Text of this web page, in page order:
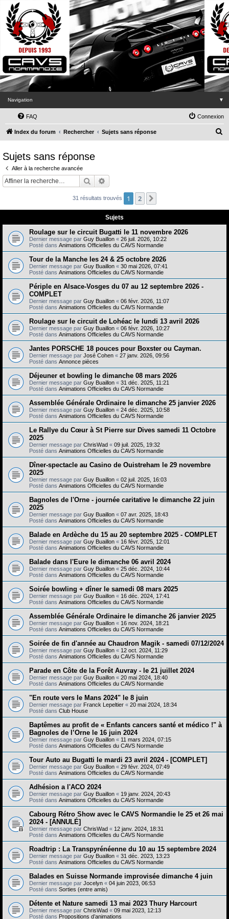
Navigation ▼
FAQ Connexion
Index du forum Rechercher Sujets sans réponse
Sujets sans réponse
Aller à la recherche avancée
Rechercher
31 résultats trouvés 1 2
Sujets
Roulage sur le circuit Bugatti le 11 novembre 2026
Dernier message par Guy Buaillon « 26 juil. 2026, 10:22
Posté dans Animations Officielles du CAVS Normandie
Tour de la Manche les 24 & 25 octobre 2026
Dernier message par Guy Buaillon « 30 mai 2026, 07:41
Posté dans Animations Officielles du CAVS Normandie
Périple en Alsace-Vosges du 07 au 12 septembre 2026 -
COMPLET
Dernier message par Guy Buaillon « 06 févr. 2026, 11:07
Posté dans Animations Officielles du CAVS Normandie
Roulage sur le circuit de Lohéac le lundi 13 avril 2026
Dernier message par Guy Buaillon « 06 févr. 2026, 10:27
Posté dans Animations Officielles du CAVS Normandie
Jantes PORSCHE 18 pouces pour Boxster ou Cayman.
Dernier message par José Cohen « 27 janv. 2026, 09:56
Posté dans Annonce pièces
Déjeuner et bowling le dimanche 08 mars 2026
Dernier message par Guy Buaillon « 31 déc. 2025, 11:21
Posté dans Animations Officielles du CAVS Normandie
Assemblée Générale Ordinaire le dimanche 25 janvier 2026
Dernier message par Guy Buaillon « 24 déc. 2025, 10:58
Posté dans Animations Officielles du CAVS Normandie
Le Rallye du Cœur à St Pierre sur Dives samedi 11 Octobre
2025
Dernier message par ChrisWad « 09 juil. 2025, 19:32
Posté dans Animations Officielles du CAVS Normandie
Dîner-spectacle au Casino de Ouistreham le 29 novembre
2025
Dernier message par Guy Buaillon « 02 juil. 2025, 16:03
Posté dans Animations Officielles du CAVS Normandie
Bagnoles de l'Orne - journée caritative le dimanche 22 juin
2025
Dernier message par Guy Buaillon « 07 avr. 2025, 18:43
Posté dans Animations Officielles du CAVS Normandie
Balade en Ardèche du 15 au 20 septembre 2025 - COMPLET
Dernier message par Guy Buaillon « 16 févr. 2025, 12:01
Posté dans Animations Officielles du CAVS Normandie
Balade dans l'Eure le dimanche 06 avril 2024
Dernier message par Guy Buaillon « 25 déc. 2024, 10:44
Posté dans Animations Officielles du CAVS Normandie
Soirée bowling + dîner le samedi 08 mars 2025
Dernier message par Guy Buaillon « 16 déc. 2024, 17:41
Posté dans Animations Officielles du CAVS Normandie
Assemblée Générale Ordinaire le dimanche 26 janvier 2025
Dernier message par Guy Buaillon « 16 nov. 2024, 18:21
Posté dans Animations Officielles du CAVS Normandie
Soirée de fin d'année au Chaudron Magik - samedi 07/12/2024
Dernier message par Guy Buaillon « 12 oct. 2024, 11:29
Posté dans Animations Officielles du CAVS Normandie
Parade en Côte de la Forêt Auvray - le 21 juillet 2024
Dernier message par Guy Buaillon « 20 mai 2024, 18:40
Posté dans Animations Officielles du CAVS Normandie
"En route vers le Mans 2024" le 8 juin
Dernier message par Franck Lepeltier « 20 mai 2024, 18:34
Posté dans Club House
Baptêmes au profit de « Enfants cancers santé et médico !" à
Bagnoles de l’Orne le 16 juin 2024
Dernier message par Guy Buaillon « 11 mars 2024, 07:15
Posté dans Animations Officielles du CAVS Normandie
Tour Auto au Bugatti le mardi 23 avril 2024 - [COMPLET]
Dernier message par Guy Buaillon « 29 févr. 2024, 07:49
Posté dans Animations Officielles du CAVS Normandie
Adhésion a l'ACO 2024
Dernier message par Guy Buaillon « 19 janv. 2024, 20:43
Posté dans Animations Officielles du CAVS Normandie
Cabourg Rétro Show avec le CAVS Normandie le 25 et 26 mai
2024 - [ANNULÉ]
Dernier message par ChrisWad « 12 janv. 2024, 18:31
Posté dans Animations Officielles du CAVS Normandie
Roadtrip : La Transpyrénéenne du 10 au 15 septembre 2024
Dernier message par Guy Buaillon « 31 déc. 2023, 13:23
Posté dans Animations Officielles du CAVS Normandie
Balades en Suisse Normande improvisée dimanche 4 juin
Dernier message par Jocelyn « 04 juin 2023, 06:53
Posté dans Sorties (entre amis)
Détente et Nature samedi 13 mai 2023 Thury Harcourt
Dernier message par ChrisWad « 09 mai 2023, 12:13
Posté dans Propositions d’animations